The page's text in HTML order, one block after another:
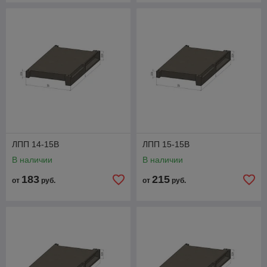
ЛПП 14-15В
В наличии
от 183 руб.
ЛПП 15-15В
В наличии
от 215 руб.